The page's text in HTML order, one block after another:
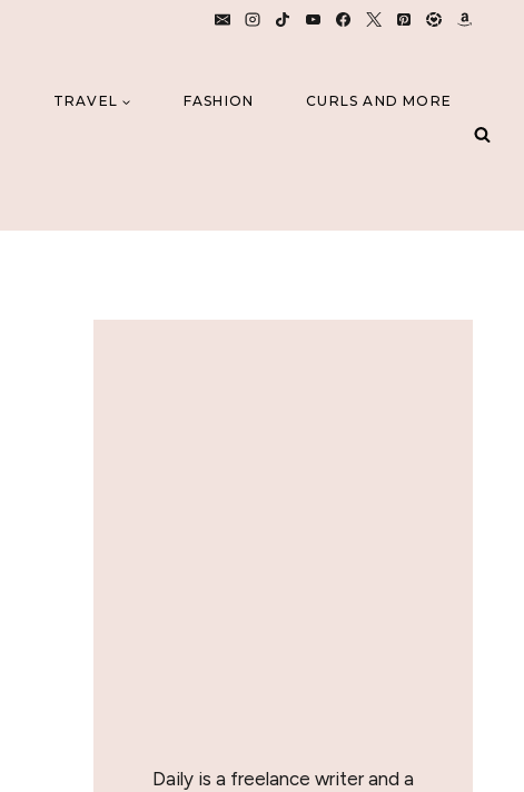
TRAVEL FASHION CURLS AND MORE
Daily is a freelance writer and a